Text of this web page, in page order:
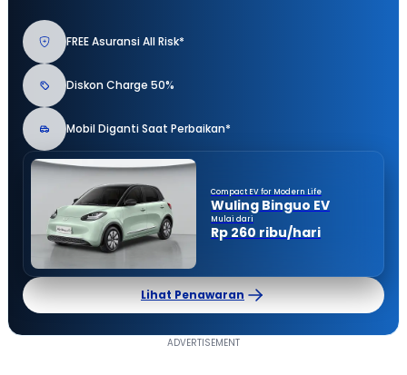
FREE Asuransi All Risk*
Diskon Charge 50%
Mobil Diganti Saat Perbaikan*
Compact EV for Modern Life
Wuling Binguo EV
Mulai dari
Rp 260 ribu/hari
Lihat Penawaran